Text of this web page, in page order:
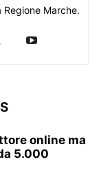
Marche.
online ma
5.000